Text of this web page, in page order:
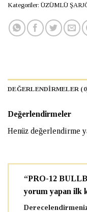
Kategoriler: ÜZÜMLÜ
DEĞERLENDIRMELER
Değerlendirmeler
Henüz değerlendirme
“PRO-12
yorum yapan ilk